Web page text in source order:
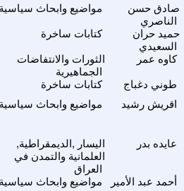
مواضيع وابحاث سياسية
صادق حسن
الناصري
كتابات ساخرة
حميد حران
السعيدي
الثورات والانتفاضات
الجماهيرية
كاوه عمر
كتابات ساخرة طوني دغباج
مواضيع وابحاث سياسية
اقريش رشيد
اليسار ,الديمقراطية,
العلمانية والتمدن في
العراق
عايده بدر
مواضيع وابحاث سياسية أحمد عبد الأمير